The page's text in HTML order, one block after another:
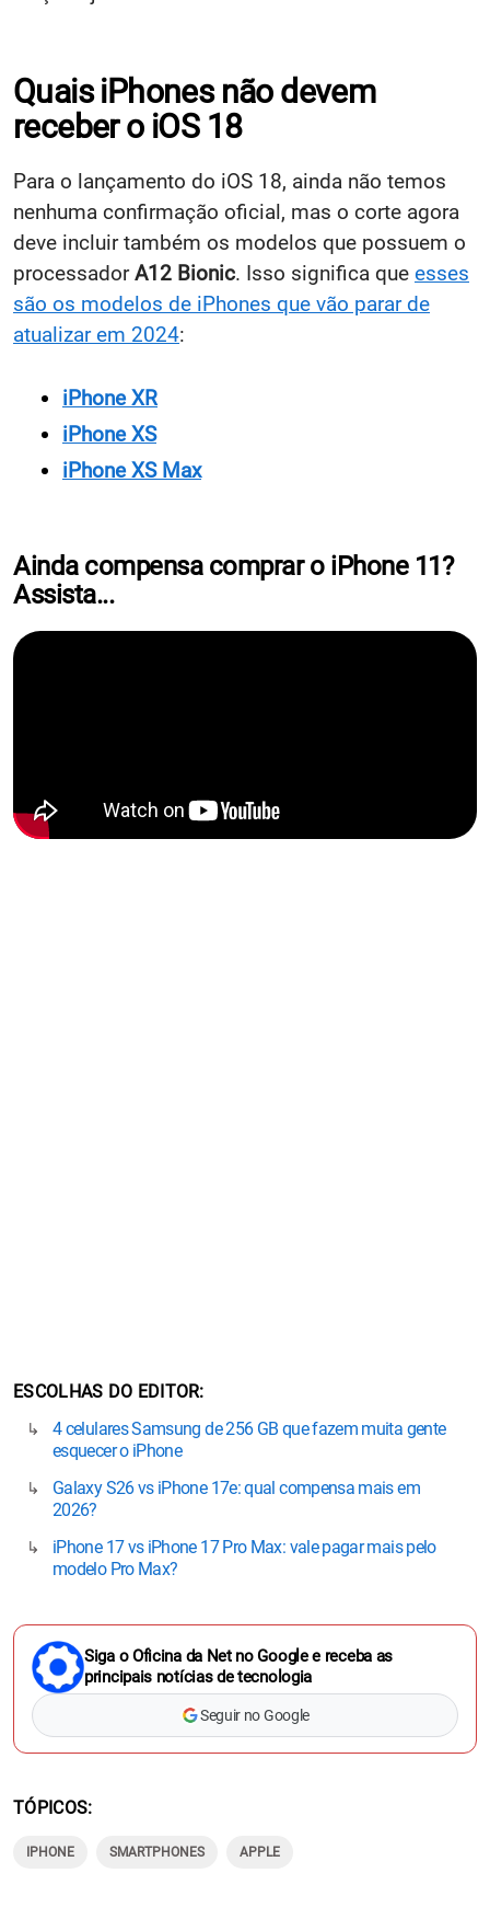
Quais iPhones não devem
receber o iOS 18
Para o lançamento do iOS 18, ainda não temos
nenhuma confirmação oficial, mas o corte agora
deve incluir também os modelos que possuem o
processadorA12 Bionic. Isso significa que esses
são os modelos de iPhones que vão parar de
atualizar em 2024:
iPhone XR
iPhone XS
iPhone XS Max
Ainda compensa comprar o iPhone 11?
Assista...
ESCOLHAS DO EDITOR
4 celulares Samsung de 256 GB que fazem muita gente
esquecer o iPhone
Galaxy S26 vs iPhone 17e: qual compensa mais em
2026?
iPhone 17 vs iPhone 17 Pro Max: vale pagar mais pelo
modelo Pro Max?
Siga o Oficina da Net no Google e receba as
principais notícias de tecnologia
Seguir no Google
TÓPICOS
IPHONE SMARTPHONES APPLE